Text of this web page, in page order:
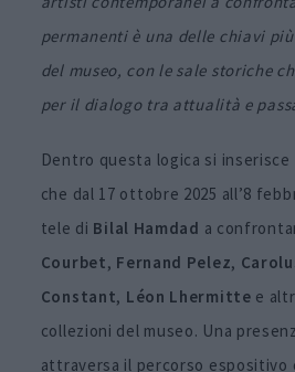
permanenti è una delle chiavi
del museo, con le sale storiche
per il dialogo tra attualità e
Dentro questa logica si inserisce
che dal 17 ottobre 2025 all’8
tele di Bilal Hamdad a
Courbet, Fernand Pelez,
Constant, Léon Lhermitte e
collezioni del museo. Una
attraversa il percorso espositivo